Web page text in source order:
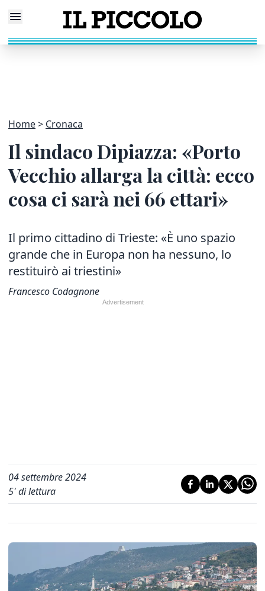
Home Cronaca
Il sindaco Dipiazza: «Porto
Vecchio allarga la città: ecco
cosa ci sarà nei 66 ettari»
Il primo cittadino di Trieste: «È uno spazio
grande che in Europa non ha nessuno, lo
restituirò ai triestini»
Francesco Codagnone
04 settembre 2024
5' di lettura